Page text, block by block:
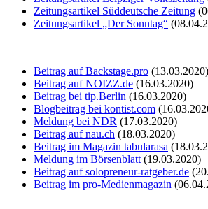
Zeitungsartikel Süddeutsche Zeitung
Zeitungsartikel „Der Sonntag“
Beitrag auf Backstage.pro (13.03.2020)
Beitrag auf NOIZZ.de (16.03.2020)
Beitrag bei tip.Berlin (16.03.2020)
Blogbeitrag bei kontist.com
Meldung bei NDR (17.03.2020)
Beitrag auf nau.ch (18.03.2020)
Beitrag im Magazin tabularasa
Meldung im Börsenblatt (19.03.2020)
Beitrag auf solopreneur-ratgeber.de
Beitrag im pro-Medienmagazin